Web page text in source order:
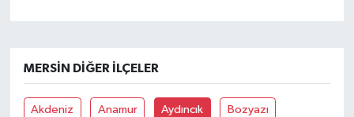
MERSIN DIĞER İLÇELER
Akdeniz Anamur Aydıncık Bozyazı